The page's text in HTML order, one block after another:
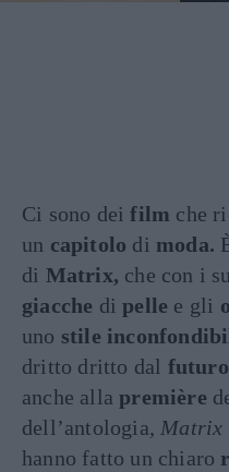
Ci sono deifilm che
un capitolo di moda.
di Matrix, che con i
giacche dipelle e gli
uno stile
dritto dritto dal
anche allapremière
dell’antologia, Matrix
hanno fatto un chiaro